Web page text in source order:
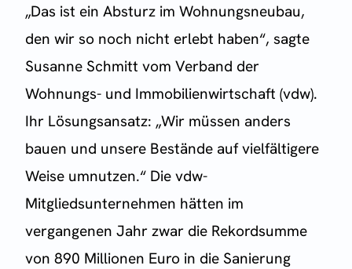
„Das ist ein Absturz im Wohnungsneubau,
den wir so noch nicht erlebt haben“, sagte
Susanne Schmitt vom Verband der
Wohnungs- und Immobilienwirtschaft (vdw).
Ihr Lösungsansatz: „Wir müssen anders
bauen und unsere Bestände auf vielfältigere
Weise umnutzen.“ Die vdw-
Mitgliedsunternehmen hätten im
vergangenen Jahr zwar die Rekordsumme
von 890 Millionen Euro in die Sanierung